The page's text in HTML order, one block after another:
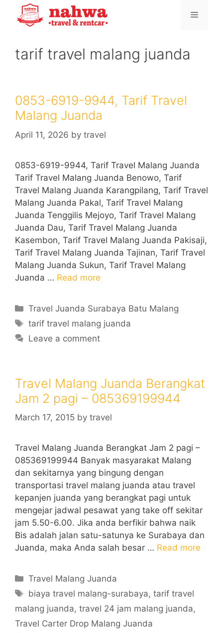
Menu
tarif travel malang juanda
0853-6919-9944, Tarif Travel
Malang Juanda
April 11, 2026 by travel
0853-6919-9944, Tarif Travel Malang Juanda
Tarif Travel Malang Juanda Benowo, Tarif
Travel Malang Juanda Karangpilang, Tarif Travel
Malang Juanda Pakal, Tarif Travel Malang
Juanda Tenggilis Mejoyo, Tarif Travel Malang
Juanda Dau, Tarif Travel Malang Juanda
Kasembon, Tarif Travel Malang Juanda Pakisaji,
Tarif Travel Malang Juanda Tajinan, Tarif Travel
Malang Juanda Sukun, Tarif Travel Malang
Juanda … Read more
Categories
Travel Juanda Surabaya Batu Malang
Tags
tarif travel malang juanda
Leave a comment
Travel Malang Juanda Berangkat
Jam 2 pagi – 085369199944
March 17, 2015 by travel
Travel Malang Juanda Berangkat Jam 2 pagi –
085369199944 Banyak masyarakat Malang
dan sekitarnya yang bingung dengan
transportasi travel malang juanda atau travel
kepanjen juanda yang berangkat pagi untuk
mengejar jadwal pesawat yang take off sekitar
jam 5.50-6.00. Jika anda berfikir bahwa naik
Bis adalah jalan satu-satunya ke Surabaya dan
Juanda, maka Anda salah besar … Read more
Categories
Travel Malang Juanda
Tags
biaya travel malang-surabaya,tarif travel
malang juanda, travel 24 jam malang juanda,
Travel Carter Drop Malang Juanda